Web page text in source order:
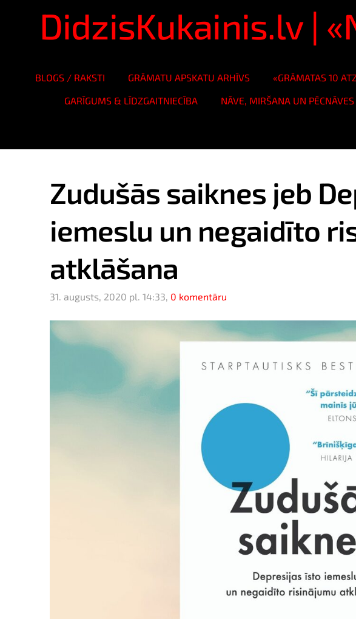
DidzisKukainis.lv |
BLOGS / RAKSTI GRĀMATU APSKATU ARHĪVS «GRĀMATAS 10
GARĪGUMS & LĪDZGAITNIECĪBA
NĀVE, MIRŠANA UN
Zudušās saiknes jeb
iemeslu un negaidīto
atklāšana
31. augusts, 2020 pl. 14:33, 0 komentāru